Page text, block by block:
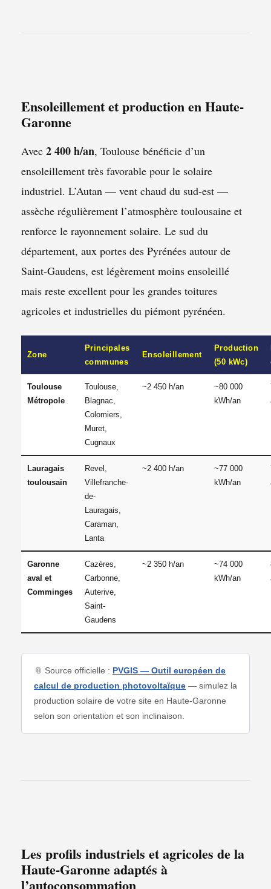
Ensoleillement et production en Haute-
Garonne
Avec 2 400 h/an, Toulouse bénéficie d’un
ensoleillement très favorable pour le solaire
industriel. L’Autan — vent chaud du sud-est —
assèche régulièrement l’atmosphère toulousaine et
renforce le rayonnement solaire. Le sud du
département, aux portes des Pyrénées autour de
Saint-Gaudens, est légèrement moins ensoleillé
mais reste excellent pour les grandes toitures
agricoles et industrielles du piémont pyrénéen.
Zone
Principales
communes
Ensoleillement
Production
(50 kWc)
Toulouse
Métropole
Toulouse,
Blagnac,
Colomiers,
Muret,
Cugnaux
~2 450 h/an
~80 000
kWh/an
Lauragais
toulousain
Revel,
Villefranche-
de-
Lauragais,
Caraman,
Lanta
~2 400 h/an
~77 000
kWh/an
Garonne
aval et
Comminges
Cazères,
Carbonne,
Auterive,
Saint-
Gaudens
~2 350 h/an
~74 000
kWh/an
📎 Source officielle : PVGIS — Outil européen de
calcul de production photovoltaïque — simulez la
production solaire de votre site en Haute-Garonne
selon son orientation et son inclinaison.
Les profils industriels et agricoles de la
Haute-Garonne adaptés à
l’autoconsommation